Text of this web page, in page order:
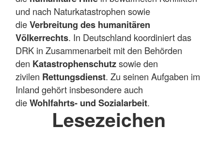
und nach Naturkatastrophen sowie
dieVerbreitung des humanitären
Völkerrechts. In Deutschland koordiniert das
DRK in Zusammenarbeit mit den Behörden
den Katastrophenschutzsowie den
zivilen Rettungsdienst. Zu seinen Aufgaben im
Inland gehört insbesondere auch
dieWohlfahrts- und Sozialarbeit.
Lesezeichen